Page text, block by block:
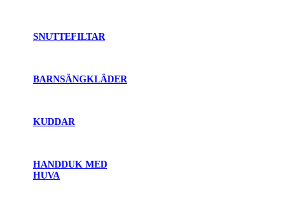
SNUTTEFILTAR
BARNSÄNGKLÄDER
KUDDAR
HANDDUK MED
HUVA